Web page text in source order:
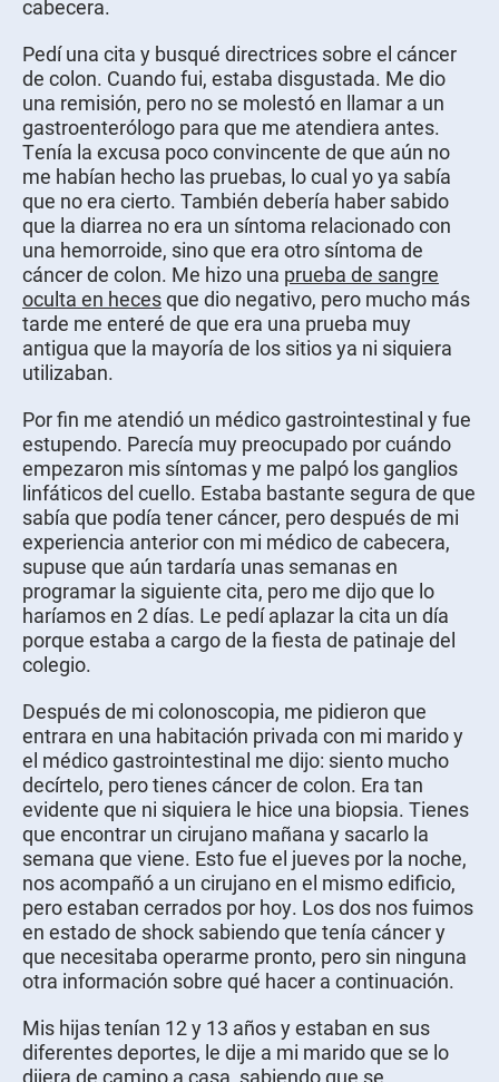
cabecera.
Pedí una cita y busqué directrices sobre el cáncer
de colon. Cuando fui, estaba disgustada. Me dio
una remisión, pero no se molestó en llamar a un
gastroenterólogo para que me atendiera antes.
Tenía la excusa poco convincente de que aún no
me habían hecho las pruebas, lo cual yo ya sabía
que no era cierto. También debería haber sabido
que la diarrea no era un síntoma relacionado con
una hemorroide, sino que era otro síntoma de
cáncer de colon. Me hizo una prueba de sangre
oculta en hecesque dio negativo, pero mucho más
tarde me enteré de que era una prueba muy
antigua que la mayoría de los sitios ya ni siquiera
utilizaban.
Por fin me atendió un médico gastrointestinal y fue
estupendo. Parecía muy preocupado por cuándo
empezaron mis síntomas y me palpó los ganglios
linfáticos del cuello. Estaba bastante segura de que
sabía que podía tener cáncer, pero después de mi
experiencia anterior con mi médico de cabecera,
supuse que aún tardaría unas semanas en
programar la siguiente cita, pero me dijo que lo
haríamos en 2 días. Le pedí aplazar la cita un día
porque estaba a cargo de la fiesta de patinaje del
colegio.
Después de mi colonoscopia, me pidieron que
entrara en una habitación privada con mi marido y
el médico gastrointestinal me dijo: siento mucho
decírtelo, pero tienes cáncer de colon. Era tan
evidente que ni siquiera le hice una biopsia. Tienes
que encontrar un cirujano mañana y sacarlo la
semana que viene. Esto fue el jueves por la noche,
nos acompañó a un cirujano en el mismo edificio,
pero estaban cerrados por hoy. Los dos nos fuimos
en estado de shock sabiendo que tenía cáncer y
que necesitaba operarme pronto, pero sin ninguna
otra información sobre qué hacer a continuación.
Mis hijas tenían 12 y 13 años y estaban en sus
diferentes deportes, le dije a mi marido que se lo